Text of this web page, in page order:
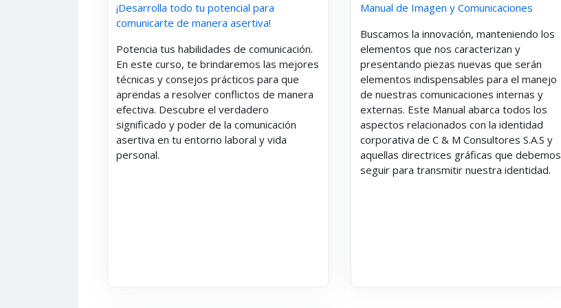
¡Desarrolla todo tu potencial para
comunicarte de manera asertiva!
Potencia tus habilidades de comunicación.
En este curso, te brindaremos las mejores
técnicas y consejos prácticos para que
aprendas a resolver conflictos de manera
efectiva. Descubre el verdadero
significado y poder de la comunicación
asertiva en tu entorno laboral y vida
personal.
Manual de Imagen y Comunicaciones
Buscamos la innovación, manteniendo los
elementos que nos caracterizan y
presentando piezas nuevas que serán
elementos indispensables para el manejo
de nuestras comunicaciones internas y
externas. Este Manual abarca todos los
aspectos relacionados con la identidad
corporativa de C & M Consultores S.A.S y
aquellas directrices gráficas que debemos
seguir para transmitir nuestra identidad.